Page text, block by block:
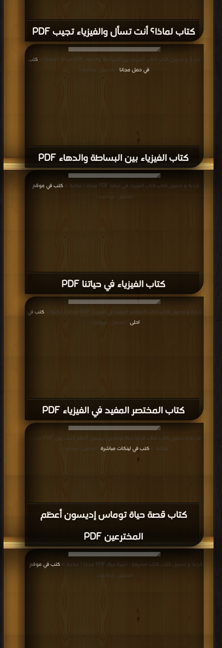
كتاب لماذا؟ أنت تسأل والفيزياء تجيب PDF
كتاب الفيزياء بين البساطة والدهاء PDF
قراءة و تحميل كتاب كتاب الفيزياء بين البساطة والدهاء PDF مجانا | مكتبة >
في حمل مجانا | التحميل : مرة/مرات
كتاب الفيزياء في حياتنا PDF
قراءة و تحميل كتاب كتاب الفيزياء في حياتنا PDF مجانا | مكتبة >
التحميل : مرة/مرات
كتاب المختصر المفيد في الفيزياء PDF
قراءة و تحميل كتاب كتاب المختصر المفيد في الفيزياء PDF مجانا | مكتبة >
احلى
| التحميل : مرة/مرات
كتاب قصة حياة توماس إديسون أعظم
المخترعين PDF
مكتبة >كتب في لينكات مباشرة | التحميل : مرة/مرات
قراءة و تحميل كتاب كتاب مشرفة ، سيرة حياة PDF مجانا | مكتبة >
التحميل : مرة/مرات